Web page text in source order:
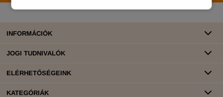
INFORMÁCIÓK
JOGI TUDNIVALÓK
ELÉRHETŐSÉGEINK
KATEGÓRIÁK